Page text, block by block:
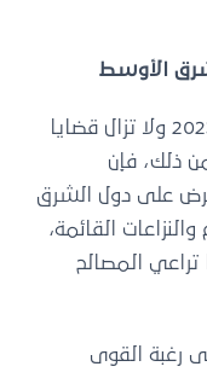
الأوسط
تدخل منطقة الشرق الأوسط عام 2023 ولا تزال قضايا
ذلك، فإن
على دول الشرق
القائمة،
المصالح
رغبة القوى